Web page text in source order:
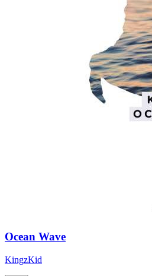
Ocean Wave
KingzKid